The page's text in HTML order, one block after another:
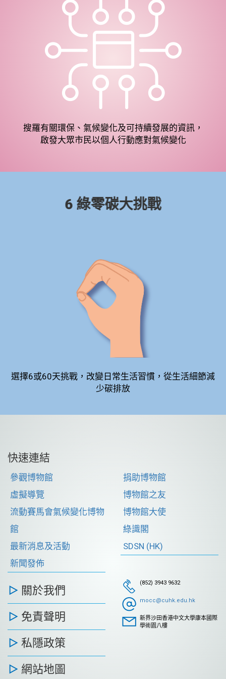
搜羅有關環保、氣候變化及可持續發展的資訊，
啟發大眾市民以個人行動應對氣候變化
6 綠零碳大挑戰
選擇6或60天挑戰，改變日常生活習慣，從生活細節減
少碳排放
快速連結
參觀博物館
虛擬導覽
流動賽馬會氣候變化博物
館
最新消息及活動
新聞發佈
捐助博物館
博物館之友
博物館大使
綠識閣
SDSN (HK)
關於我們
免責聲明
私隱政策
網站地圖
(852) 3943 9632
mocc@cuhk.edu.hk
新界沙田香港中文大學康本國際
學術園八樓